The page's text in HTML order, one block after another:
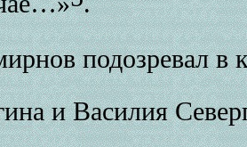
подозревал в
и Василия